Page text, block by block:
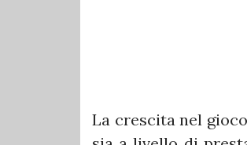
La crescita nel